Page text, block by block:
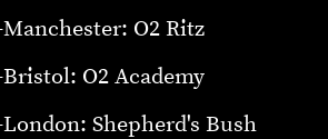
Manchester: O2 Ritz
Bristol: O2 Academy
London: Shepherd's Bush